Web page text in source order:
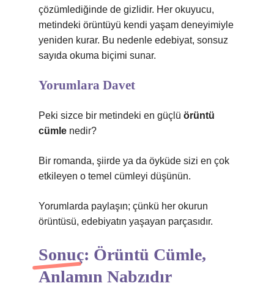
çözümlediğinde de gizlidir. Her okuyucu,
metindeki örüntüyü kendi yaşam deneyimiyle
yeniden kurar. Bu nedenle edebiyat, sonsuz
sayıda okuma biçimi sunar.
Yorumlara Davet
Peki sizce bir metindeki en güçlü örüntü
cümle nedir?
Bir romanda, şiirde ya da öyküde sizi en çok
etkileyen o temel cümleyi düşünün.
Yorumlarda paylaşın; çünkü her okurun
örüntüsü, edebiyatın yaşayan parçasıdır.
Sonuç: Örüntü Cümle,
Anlamın Nabzıdır